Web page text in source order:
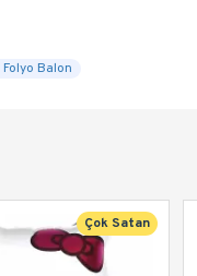
Balon
Çok Satan